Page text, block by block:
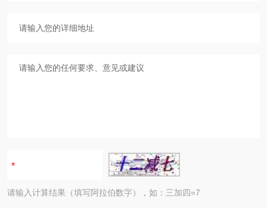
请输入计算结果（填写阿拉伯数字），如：三加四=7